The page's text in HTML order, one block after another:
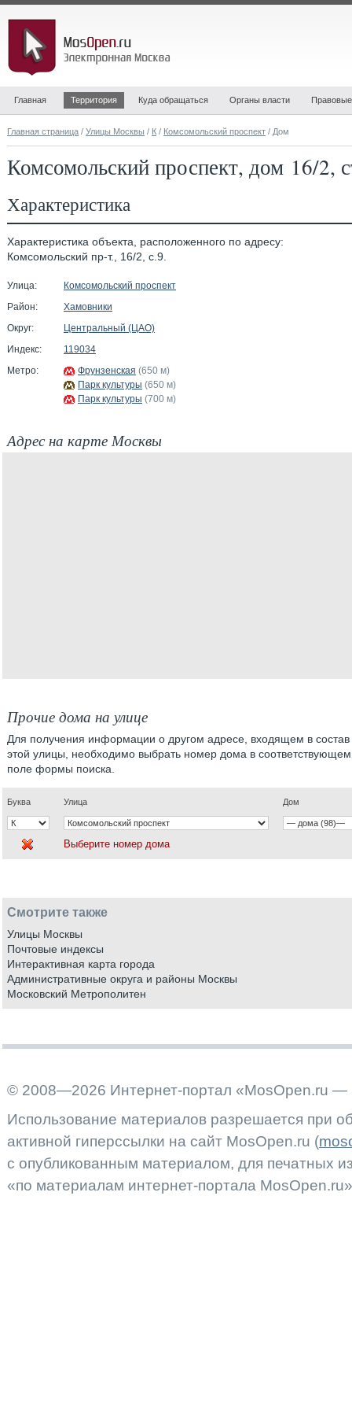
Главная Территория Куда обращаться Органы власти
Главная страница / Улицы Москвы / К / Комсомольский проспект / Дом
Комсомольский проспект, дом 16/2,
Характеристика
Характеристика объекта, расположенного по адресу:
Комсомольский пр-т., 16/2, с.9.
Улица:
Комсомольский проспект
Район:
Хамовники
Округ:
Центральный (ЦАО)
Индекс:
119034
Метро:
Фрунзенская (650 м)
Парк культуры (650 м)
Парк культуры (700 м)
Адрес на карте Москвы
Прочие дома на улице
Для получения информации о другом адресе, входящем в состав
этой улицы, необходимо выбрать номер дома в соответствующем
поле формы поиска.
Буква Улица Дом
Выберите номер дома
Смотрите также
Улицы Москвы
Почтовые индексы
Интерактивная карта города
Административные округа и районы Москвы
Московский Метрополитен
© 2008—2026 Интернет-портал «MosOpen.ru —
Использование материалов разрешается при
активной гиперссылки на сайт MosOpen.ru (
с опубликованным материалом, для печатных
«по материалам интернет-портала